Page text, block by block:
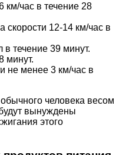
км/час в течение 28
скорости 12-14 км/час в
в течение 39 минут.
минут.
не менее 3 км/час в
человека весом
вынуждены
этого